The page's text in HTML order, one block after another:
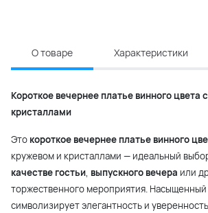
О товаре Характеристики
Короткое вечернее платье винного цвета
кристаллами
Это короткое вечернее платье винного
кружевом и кристаллами — идеальный
качестве гостьи, выпускного вечера или
торжественного мероприятия.
символизирует элегантность и